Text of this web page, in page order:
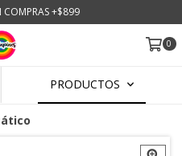
COMPRAS +$899
0
PRODUCTOS